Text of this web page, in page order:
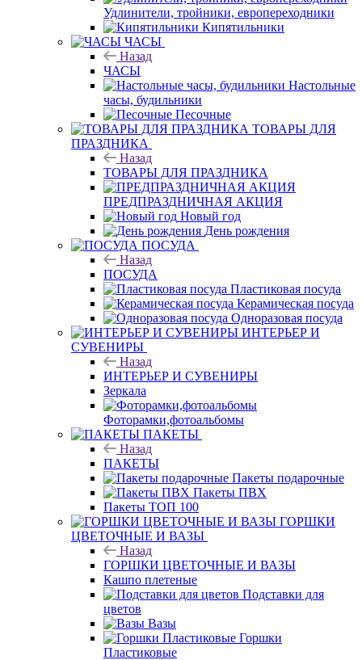
Удлинители, тройники, европереходники
Кипятильники
ЧАСЫ
Назад
ЧАСЫ
Настольные
часы, будильники
Песочные
ТОВАРЫ ДЛЯ
ПРАЗДНИКА
Назад
ТОВАРЫ ДЛЯ ПРАЗДНИКА
ПРЕДПРАЗДНИЧНАЯ АКЦИЯ
Новый год
День рождения
ПОСУДА
Назад
ПОСУДА
Пластиковая посуда
Керамическая посуда
Одноразовая посуда
ИНТЕРЬЕР И
СУВЕНИРЫ
Назад
ИНТЕРЬЕР И СУВЕНИРЫ
Зеркала
Фоторамки,фотоальбомы
ПАКЕТЫ
Назад
ПАКЕТЫ
Пакеты подарочные
Пакеты ПВХ
Пакеты ТОП 100
ГОРШКИ
ЦВЕТОЧНЫЕ И ВАЗЫ
Назад
ГОРШКИ ЦВЕТОЧНЫЕ И ВАЗЫ
Кашпо плетеные
Подставки для
цветов
Вазы
Горшки
Пластиковые